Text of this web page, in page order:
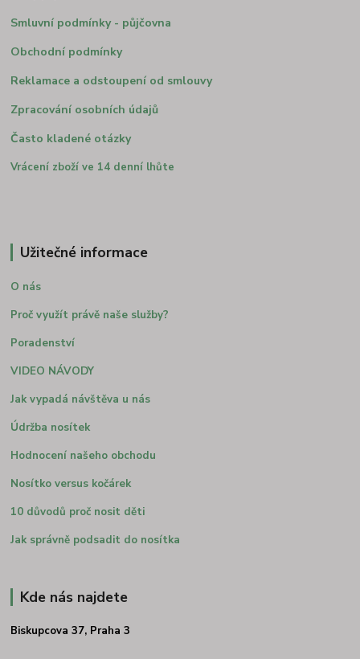
Smluvní podmínky - půjčovna
Obchodní podmínky
Reklamace a odstoupení od smlouvy
Zpracování osobních údajů
Často kladené otázky
Vrácení zboží ve 14 denní lhůte
Užitečné informace
O nás
Proč využít právě naše služby?
Poradenství
VIDEO NÁVODY
Jak vypadá návštěva u nás
Údržba nosítek
Hodnocení našeho obchodu
Nosítko versus kočárek
10 důvodů proč nosit děti
Jak správně podsadit do nosítka
Kde nás najdete
Biskupcova 37, Praha 3